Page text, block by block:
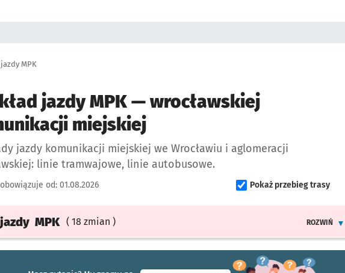
MPK
jazdy MPK — wrocławskiej
miejskiej
jazdy komunikacji miejskiej we Wrocławiu i aglomeracji
linie tramwajowe, linie autobusowe.
obowiązuje od: 01.08.2026 Pokaż przebieg trasy
jazdy MPK ( 18 zmian )
ROZWIŃ